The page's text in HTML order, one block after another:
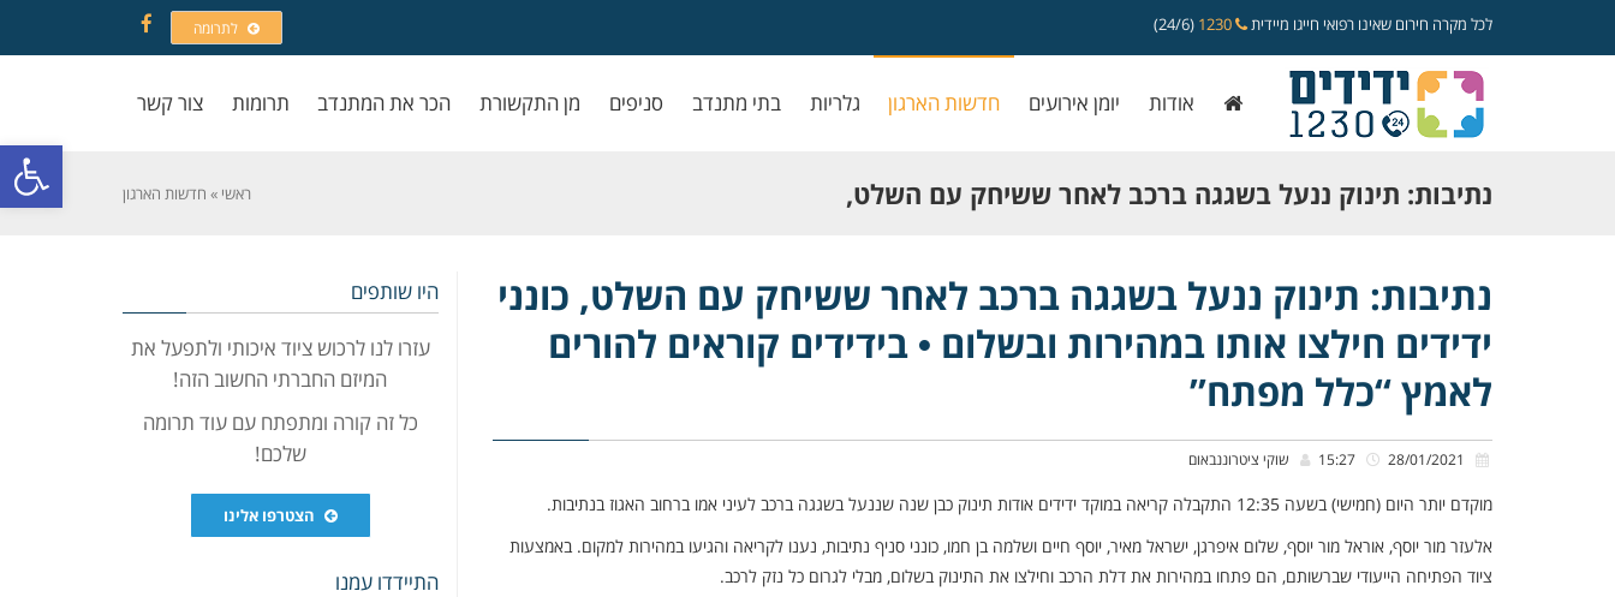
פתח
לכל מקרה חירום שאינו רפואי חייגו מיידית (24/6) לתרומה
Facebook
אודות יומן אירועים חדשות הארגון גלריות בתי מתנדב סניפים מן התקשורת הכר את המתנדב תרומות צור קשר
נתיבות: תינוק ננעל בשגגה ברכב לאחר ששיחק עם השלט,
כונני ידידים חילצו אותו במהירות ובשלום • בידידים קוראים
להורים לאמץ “כלל מפתח”
ראשי » חדשות הארגון
נתיבות: תינוק ננעל בשגגה ברכב לאחר ששיחק עם השלט, כונני
ידידים חילצו אותו במהירות ובשלום • בידידים קוראים להורים
לאמץ “כלל מפתח”
שוקי ציטרוננבאום
מוקדם יותר היום (חמישי) בשעה 12:35 התקבלה קריאה במוקד ידידים אודות תינוק כבן שנה שננעל בשגגה ברכב לעיני אמו ברחוב האגוז בנתיבות.
אלעזר מור יוסף, אוראל מור יוסף, שלום איפרגן, ישראל מאיר, יוסף חיים ושלמה בן חמו, כונני סניף נתיבות, נענו לקריאה והגיעו במהירות למקום. באמצעות
ציוד הפתיחה הייעודי שברשותם, הם פתחו במהירות את דלת הרכב וחילצו את התינוק בשלום, מבלי לגרום כל נזק לרכב.
היו שותפים
עזרו לנו לרכוש ציוד איכותי ולתפעל את
המיזם החברתי החשוב הזה!
כל זה קורה ומתפתח עם עוד תרומה
שלכם!
הצטרפו אלינו
התיידדו עמנו